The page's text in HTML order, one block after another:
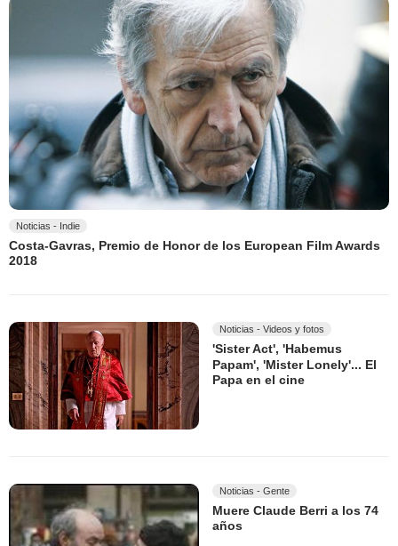
Noticias - Indie
Costa-Gavras, Premio de Honor de los European Film Awards
2018
Noticias - Videos y fotos
'Sister Act', 'Habemus
Papam', 'Mister Lonely'... El
Papa en el cine
Noticias - Gente
Muere Claude Berri a los 74
años